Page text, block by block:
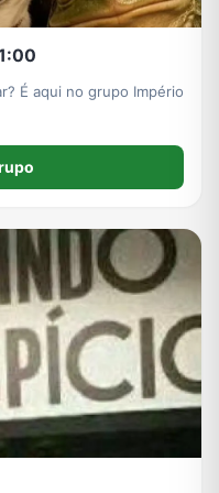
É aqui no grupo Império